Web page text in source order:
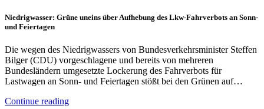
Niedrigwasser: Grüne uneins über Aufhebung des Lkw-Fahrverbots an Sonn-
und Feiertagen
Die wegen des Niedrigwassers von Bundesverkehrsminister Steffen
Bilger (CDU) vorgeschlagene und bereits von mehreren
Bundesländern umgesetzte Lockerung des Fahrverbots für
Lastwagen an Sonn- und Feiertagen stößt bei den Grünen auf…
Continue reading